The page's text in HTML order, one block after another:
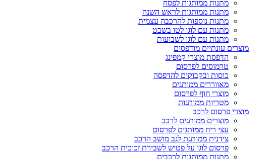
מתנות ממותגות לפסח
מתנות ממותגות לראש השנה
מתנות נוספות להרכבה עצמית
מתנות עם לוגו לטו בשבט
מתנות עם לוגו לשבועות
מוצרים עונתיים מודפסים
הדפסת מוצרי קמפינג
טרמוסים לפרסום
כוסות ובקבוקים להדפסה
מאווררים ממותגים
מוצרי חוף לפרסום
מטריות ממותגות
מוצרי פרסום לרכב
מוצרים ממותגים לרכב
עצי ריח ממותגים לפרסום
צידנית ממותגת לגב מושב הרכב
פרסום לוגו על פטיש לשבירת זכוכית הרכב
מתנות ממותגות לרכבים